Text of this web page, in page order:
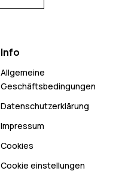
Info
Allgemeine
Geschäftsbedingungen
Datenschutzerklärung
Impressum
Cookies
Cookie einstellungen